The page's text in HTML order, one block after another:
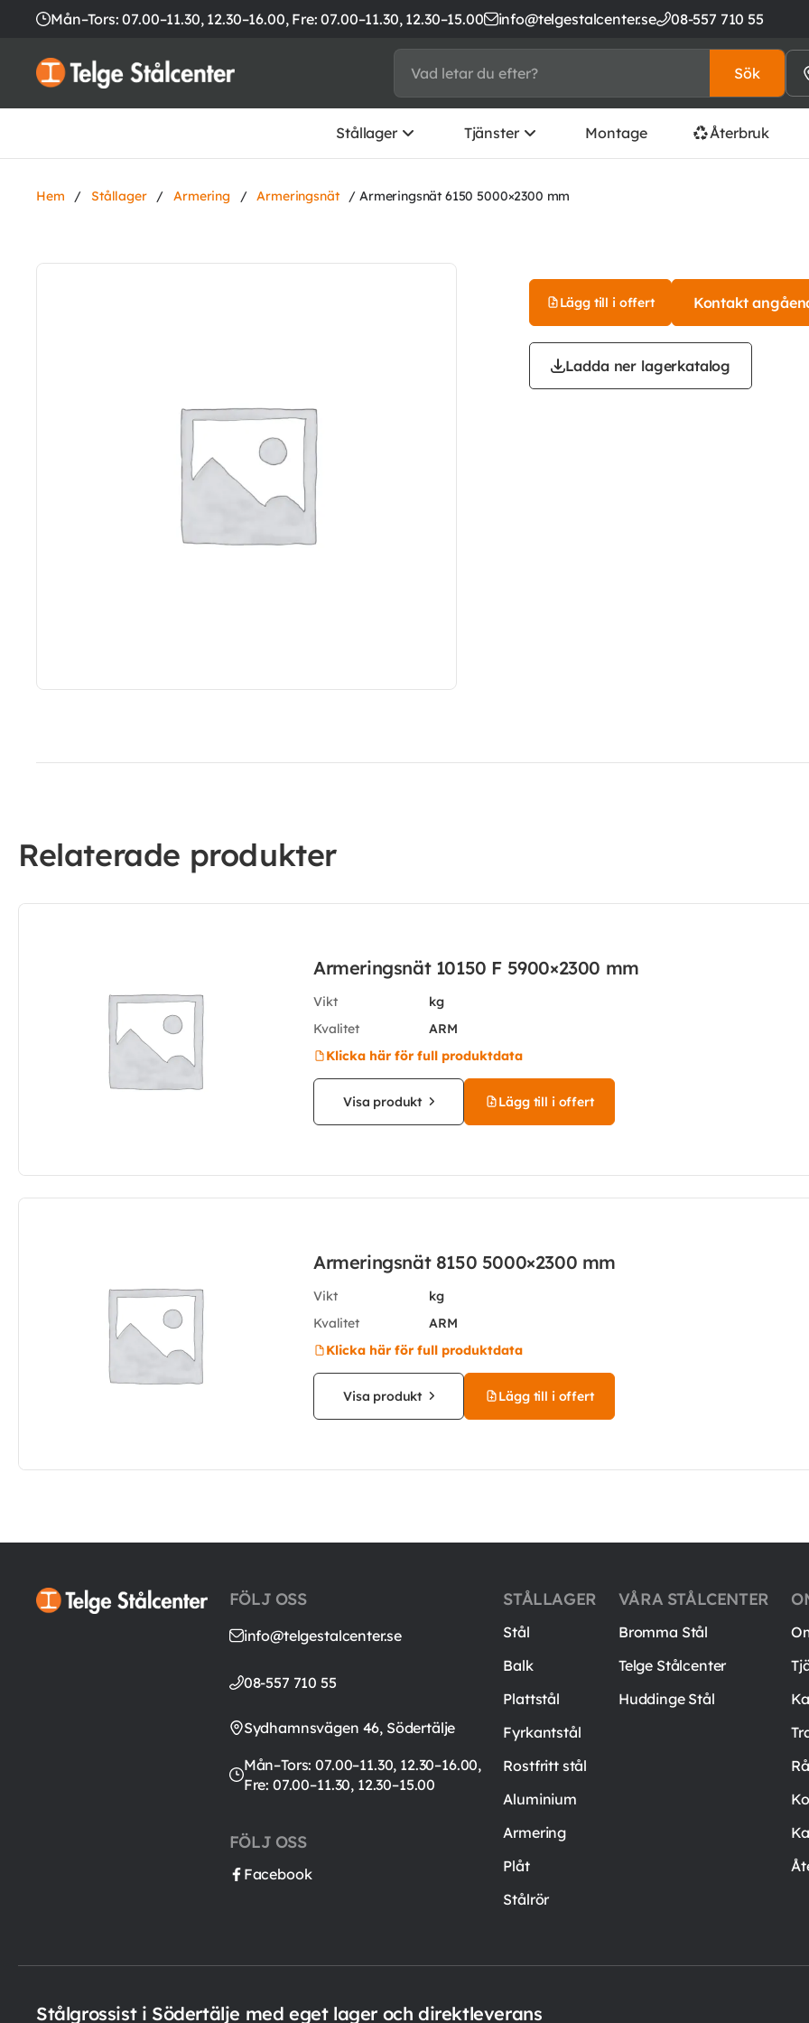
Mån–Tors: 07.00–11.30, 12.30–16.00,Fre: 07.00–11.30, 12.30–15.00 info@telgestalcenter.se 08-557 710 55
Sök
Stållager Tjänster Montage Återbruk
Hem / Stållager / Armering / Armeringsnät / Armeringsnät 6150 5000×2300 mm
Lägg till i offert Kontakt
Ladda ner lagerkatalog
Relaterade produkter
Armeringsnät 10150 F 5900×2300 mm
Vikt
kg
Kvalitet
ARM
Klicka här för full produktdata
Visa produkt Lägg till i offert
Armeringsnät 8150 5000×2300 mm
Vikt
kg
Kvalitet
ARM
Klicka här för full produktdata
Visa produkt Lägg till i offert
FÖLJ OSS
info@telgestalcenter.se
08-557 710 55
Sydhamnsvägen 46, Södertälje
Mån–Tors: 07.00–11.30, 12.30–16.00,
Fre: 07.00–11.30, 12.30–15.00
FÖLJ OSS
Facebook
STÅLLAGER
Stål
Balk
Plattstål
Fyrkantstål
Rostfritt stål
Aluminium
Armering
Plåt
Stålrör
VÅRA STÅLCENTER
Bromma Stål
Telge Stålcenter
Huddinge Stål
Stålgrossist i Södertälje med eget lager och direktleverans